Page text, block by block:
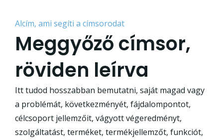
Alcím, ami segíti a címsorodat
Meggyőző címsor,
röviden leírva
Itt tudod hosszabban bemutatni, saját magad vagy
a problémát, következményét, fájdalompontot,
célcsoport jellemzőit, vágyott végeredményt,
szolgáltatást, terméket, termékjellemzőt, funkciót,